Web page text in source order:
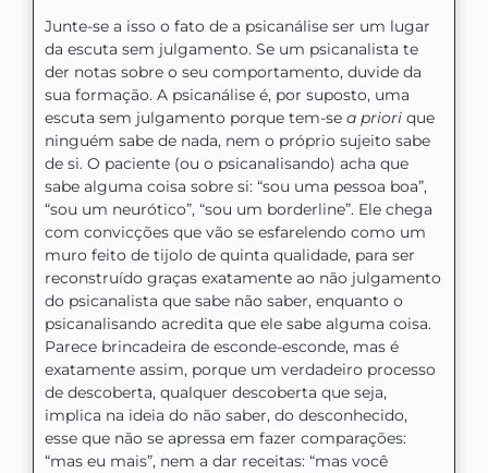
Junte-se a isso o fato de a psicanálise ser um lugar
da escuta sem julgamento. Se um psicanalista te
der notas sobre o seu comportamento, duvide da
sua formação. A psicanálise é, por suposto, uma
escuta sem julgamento porque tem-se a priori que
ninguém sabe de nada, nem o próprio sujeito sabe
de si. O paciente (ou o psicanalisando) acha que
sabe alguma coisa sobre si: “sou uma pessoa boa”,
“sou um neurótico”, “sou um borderline”. Ele chega
com convicções que vão se esfarelendo como um
muro feito de tijolo de quinta qualidade, para ser
reconstruído graças exatamente ao não julgamento
do psicanalista que sabe não saber, enquanto o
psicanalisando acredita que ele sabe alguma coisa.
Parece brincadeira de esconde-esconde, mas é
exatamente assim, porque um verdadeiro processo
de descoberta, qualquer descoberta que seja,
implica na ideia do não saber, do desconhecido,
esse que não se apressa em fazer comparações:
“mas eu mais”, nem a dar receitas: “mas você